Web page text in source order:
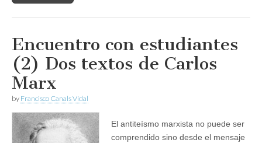
Encuentro con estudiantes
(2) Dos textos de Carlos
Marx
by Francisco Canals Vidal
El antiteísmo marxista no puede ser
comprendido sino desde el mensaje